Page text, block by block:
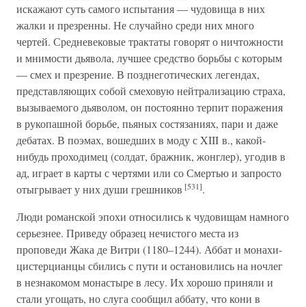
искажают суть самого испытания — чудовища в них
жалки и презренны. Не случайно среди них много
чертей. Средневековые трактаты говорят о ничтожности
и мнимости дьявола, лучшее средство борьбы с которым
— смех и презрение. В позднеготических легендах,
представляющих собой смеховую нейтрализацию страха,
вызываемого дьяволом, он постоянно терпит поражения
в рукопашной борьбе, пьяных состязаниях, пари и даже
дебатах. В поэмах, вошедших в моду с XIII в., какой-
нибудь проходимец (солдат, бражник, жонглер), угодив в
ад, играет в карты с чертями или со Смертью и запросто
отыгрывает у них души грешников [531].
Люди романской эпохи относились к чудовищам намного
серьезнее. Приведу образец нечистого места из
проповеди Жака де Витри (1180–1244). Аббат и монахи-
цистерцианцы сбились с пути и остановились на ночлег
в незнакомом монастыре в лесу. Их хорошо приняли и
стали угощать, но слуга сообщил аббату, что кони в